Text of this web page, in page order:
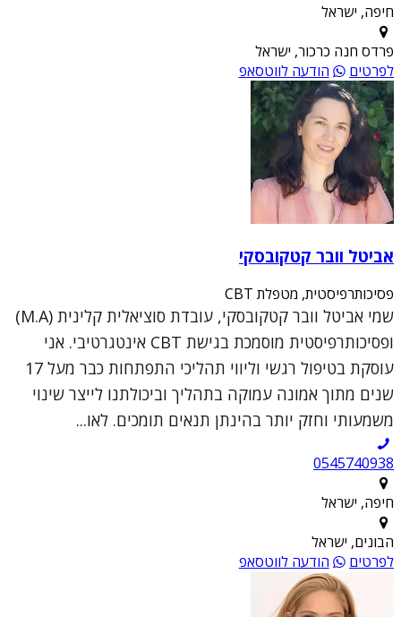
חיפה, ישראל
פרדס חנה כרכור, ישראל
לפרטים
הודעה לווטסאפ
אביטל וובר קטקובסקי
פסיכותרפיסטית, מטפלת CBT
שמי אביטל וובר קטקובסקי, עובדת סוציאלית קלינית (M.A)
ופסיכותרפיסטית מוסמכת בגישת CBT אינטגרטיבי. אני
עוסקת בטיפול רגשי וליווי תהליכי התפתחות כבר מעל 17
שנים מתוך אמונה עמוקה בתהליך וביכולתנו לייצר שינוי
משמעותי וחזק יותר בהינתן תנאים תומכים. לאו...
0545740938
חיפה, ישראל
הבונים, ישראל
לפרטים
הודעה לווטסאפ